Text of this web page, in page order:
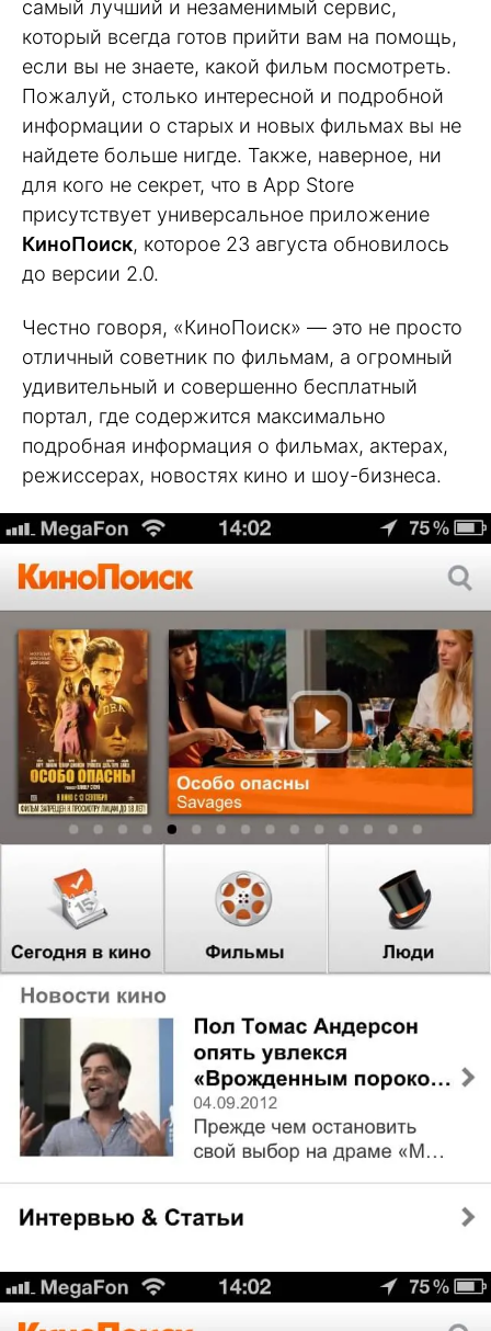
самый лучший и незаменимый сервис,
который всегда готов прийти вам на помощь,
если вы не знаете, какой фильм посмотреть.
Пожалуй, столько интересной и подробной
информации о старых и новых фильмах вы не
найдете больше нигде. Также, наверное, ни
для кого не секрет, что в App Store
присутствует универсальное приложение
КиноПоиск, которое 23 августа обновилось
до версии 2.0.
Честно говоря, «КиноПоиск» — это не просто
отличный советник по фильмам, а огромный
удивительный и совершенно бесплатный
портал, где содержится максимально
подробная информация о фильмах, актерах,
режиссерах, новостях кино и шоу-бизнеса.